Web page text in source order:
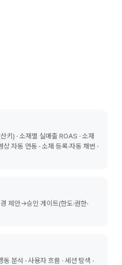
키) · 소재별 실매출 ROAS · 소재
자동 연동 · 소재 등록·자동 채번 ·
제안→승인 게이트(한도·권한·
동 분석 · 사용자 흐름 · 세션 탐색 ·